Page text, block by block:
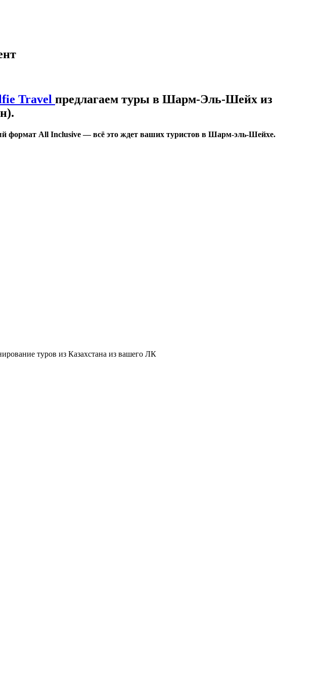
Travel предлагаем туры в Шарм-Эль-Шейх из
формат All Inclusive — всё это ждет ваших туристов в Шарм-эль-Шейхе.
туров из Казахстана из вашего ЛК